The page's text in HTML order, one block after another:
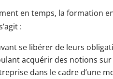
en temps, la formation
:
se libérer de leurs
acquérir des notions
dans le cadre d’une